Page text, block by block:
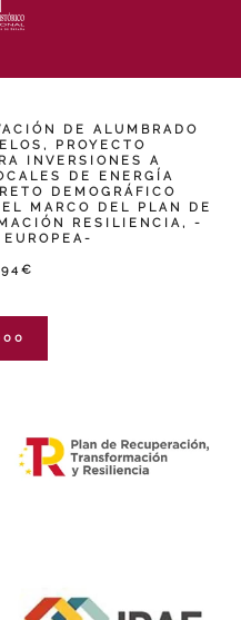
DE ALUMBRADO
PROYECTO
INVERSIONES A
DE ENERGÍA
DEMOGRÁFICO
MARCO DEL PLAN DE
RESILIENCIA, -